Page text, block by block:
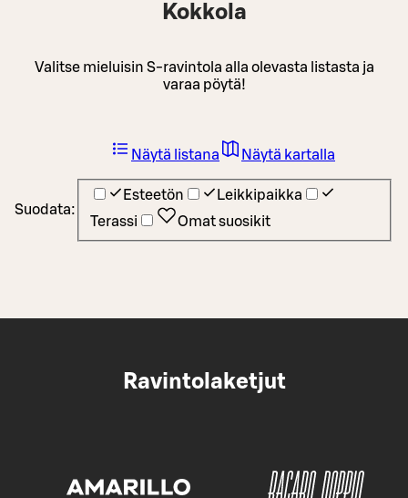
Kokkola
Valitse mieluisin S-ravintola alla olevasta listasta ja
varaa pöytä!
Suodata:
Esteetön
Leikkipaikka
Terassi
Omat suosikit
Näytä listana Näytä kartalla
Ravintolaketjut